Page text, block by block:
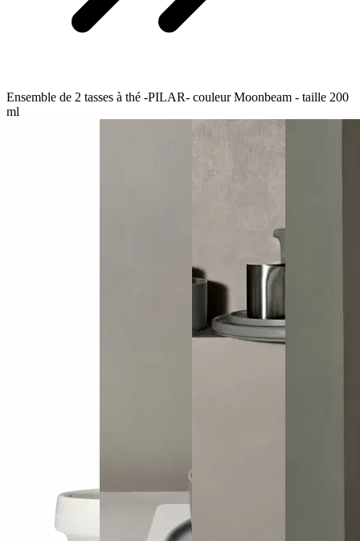
Ensemble de 2 tasses à thé -PILAR- couleur Moonbeam - taille 200
ml